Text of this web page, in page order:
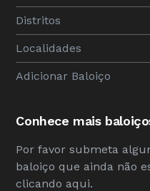
Distritos
Localidades
Adicionar Baloiço
Conhece mais
Por favor submeta
baloiço que ainda não
clicando aqui.